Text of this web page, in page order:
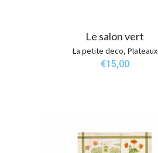
Le salon vert
La petite deco, Plateaux
€15,00